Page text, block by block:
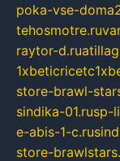
poka-vse-
tehosmotre.ru
raytor-d.ru
store-brawl-
sindika-01.rusp-
e-abis-1-c.ru
store-